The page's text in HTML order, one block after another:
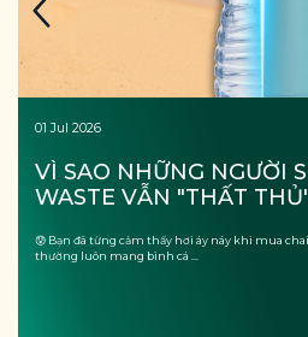
01 Jul 2026
VÌ SAO NHỮNG NGƯỜI
WASTE VẪN "THẤT
😰 Bạn đã từng cảm thấy hơi áy náy khi mua
thường luôn mang bình cá ...